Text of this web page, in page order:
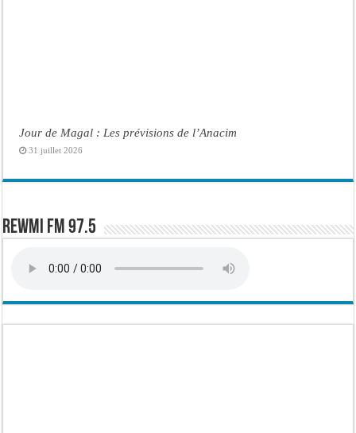
Jour de Magal : Les prévisions de l’Anacim
31 juillet 2026
Rewmi FM 97.5